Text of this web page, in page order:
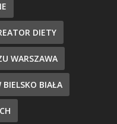
DIETY
WARSZAWA
BIELSKO BIAŁA